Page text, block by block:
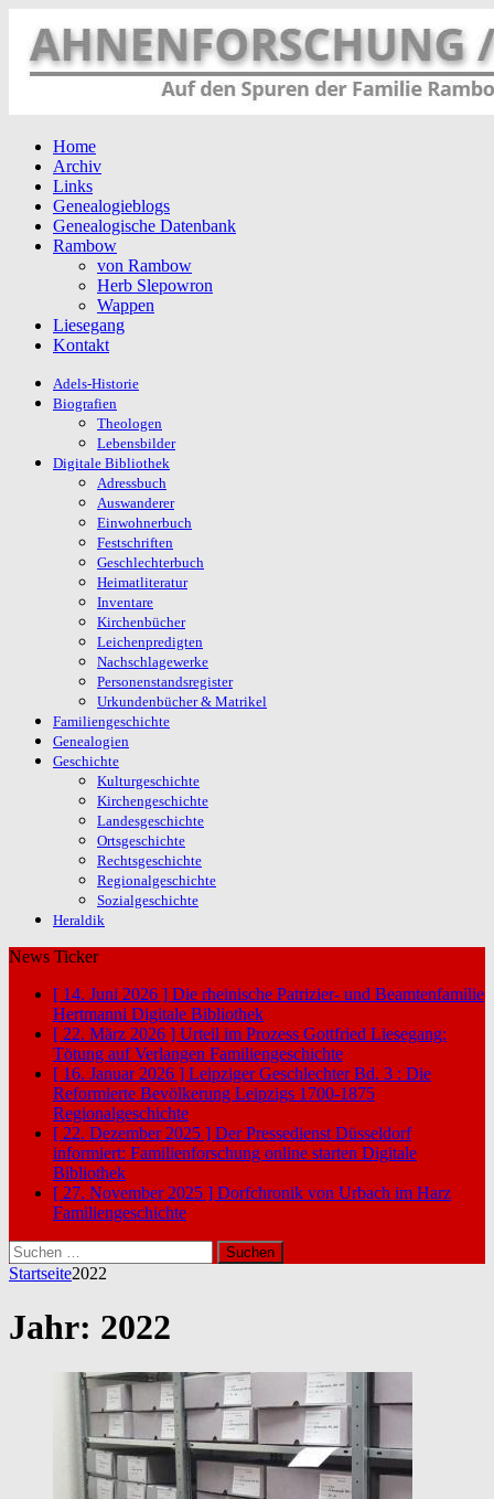
Home
Archiv
Links
Genealogieblogs
Genealogische Datenbank
Rambow
von Rambow
Herb Slepowron
Wappen
Liesegang
Kontakt
Adels-Historie
Biografien
Theologen
Lebensbilder
Digitale Bibliothek
Adressbuch
Auswanderer
Einwohnerbuch
Festschriften
Geschlechterbuch
Heimatliteratur
Inventare
Kirchenbücher
Leichenpredigten
Nachschlagewerke
Personenstandsregister
Urkundenbücher & Matrikel
Familiengeschichte
Genealogien
Geschichte
Kulturgeschichte
Kirchengeschichte
Landesgeschichte
Ortsgeschichte
Rechtsgeschichte
Regionalgeschichte
Sozialgeschichte
Heraldik
News Ticker
[ 14. Juni 2026 ] Die rheinische Patrizier- und Beamtenfamilie
Hertmanni Digitale Bibliothek
[ 22. März 2026 ] Urteil im Prozess Gottfried Liesegang:
Tötung auf Verlangen Familiengeschichte
[ 16. Januar 2026 ] Leipziger Geschlechter Bd. 3 : Die
Reformierte Bevölkerung Leipzigs 1700-1875
Regionalgeschichte
[ 22. Dezember 2025 ] Der Pressedienst Düsseldorf
informiert: Familienforschung online starten Digitale
Bibliothek
[ 27. November 2025 ] Dorfchronik von Urbach im Harz
Familiengeschichte
Suchen
nach:
Startseite2022
Jahr: 2022